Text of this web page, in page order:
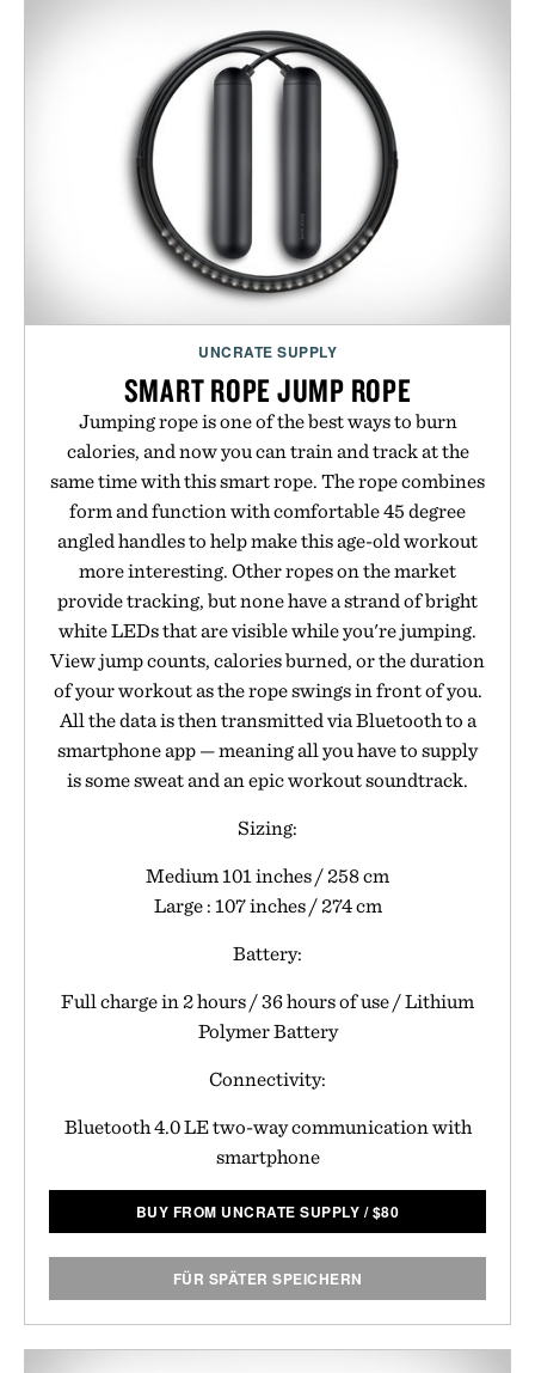
UNCRATE SUPPLY
SMART ROPE JUMP ROPE
Jumping rope is one of the best ways to burn
calories, and now you can train and track at the
same time with this smart rope. The rope combines
form and function with comfortable 45 degree
angled handles to help make this age-old workout
more interesting. Other ropes on the market
provide tracking, but none have a strand of bright
white LEDs that are visible while you're jumping.
View jump counts, calories burned, or the duration
of your workout as the rope swings in front of you.
All the data is then transmitted via Bluetooth to a
smartphone app — meaning all you have to supply
is some sweat and an epic workout soundtrack.
Sizing:
Medium 101 inches / 258 cm
Large : 107 inches / 274 cm
Battery:
Full charge in 2 hours / 36 hours of use / Lithium
Polymer Battery
Connectivity:
Bluetooth 4.0 LE two-way communication with
smartphone
BUY FROM UNCRATE SUPPLY /$80
FÜR SPÄTER SPEICHERN